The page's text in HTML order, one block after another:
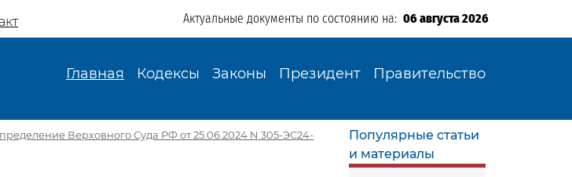
Актуальные документы по состоянию на: 06 августа 2026
Главная Кодексы Законы Президент Правительство
Верховного Суда РФ от 25.06.2024 N 305-ЭС24-
Популярные статьи
и материалы